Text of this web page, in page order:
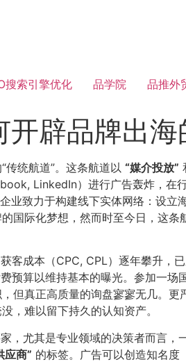
搜索引擎优化 品学院 品推外
辟品牌出
统航道”。这条航道以 ​“媒介投放”​
LinkedIn）进行广告轰炸，在
业致力于构建线下实体网络：设
国际化梦想，然而时至今日，这
客成本（CPC, CPL）逐年攀升，
算以维持基本的曝光。参加一场
真正高质量的询盘寥寥无几。更
，难以留下持久的认知资产。
，尤其是专业领域的决策者而言
应商”​ 的标签。广告可以创造知名